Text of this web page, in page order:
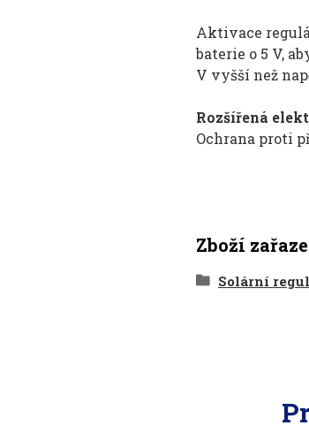
Aktivace
baterie o 5 V,
V vyšší než
Rozšířená
Ochrana proti
Zboží
Solární